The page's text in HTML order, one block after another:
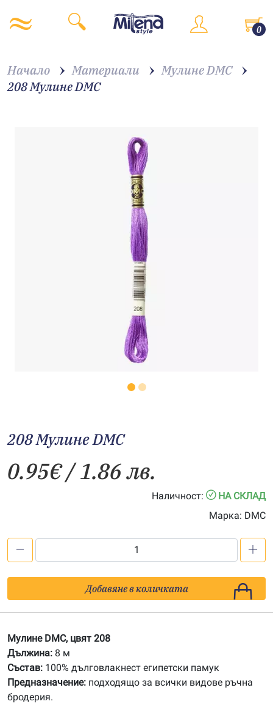
0
Начало Материали
Мулине DMC
208 Мулине DMC
208 Мулине DMC
0.95€/ 1.86 лв.
Наличност:
НА СКЛАД
Марка: DMC
Мулине
DMC
Добавяне в количката
Мулине DMC, цвят 208
Дължина: 8 м
Състав: 100% дълговлакнест египетски памук
Предназначение: подходящо за всички видове ръчна
бродерия.